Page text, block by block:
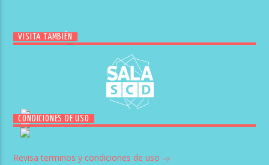
VISITA TAMBIÉN
CONDICIONES DE USO
Revisa terminos y condiciones de uso